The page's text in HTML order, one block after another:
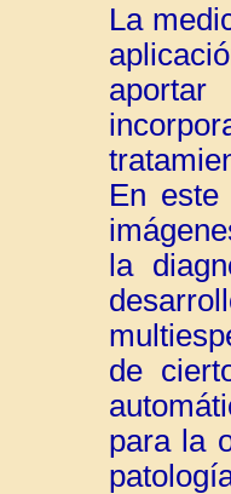
La
En
la
de
para la